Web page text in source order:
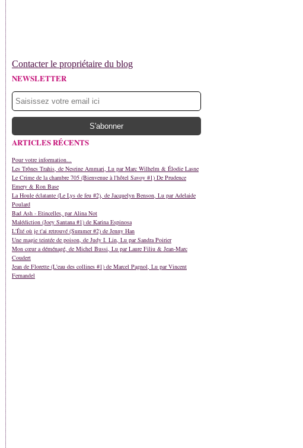
Contacter le propriétaire du blog
NEWSLETTER
ARTICLES RÉCENTS
Pour votre information...
Les Trônes Trahis, de Nesrine Ammari, Lu par Marc Wilhelm & Élodie Lasne
Le Crime de la chambre 705 (Bienvenue à l'hôtel Savoy #1) De Prudence
Emery & Ron Base
La Houle éclatante (Le Lys de feu #2), de Jacquelyn Benson, Lu par Adelaide
Poulard
Bad Ash - Etincelles, par Alina Not
Malédiction (Joey Santana #1) de Karina Espinosa
L'Été où je t'ai retrouvé (Summer #2) de Jenny Han
Une magie teintée de poison, de Judy I. Lin, Lu par Sandra Poirier
Mon cœur a déménagé, de Michel Bussi, Lu par Laure Filiu & Jean-Marc
Coudert
Jean de Florette (L'eau des collines #1) de Marcel Pagnol, Lu par Vincent
Fernandel